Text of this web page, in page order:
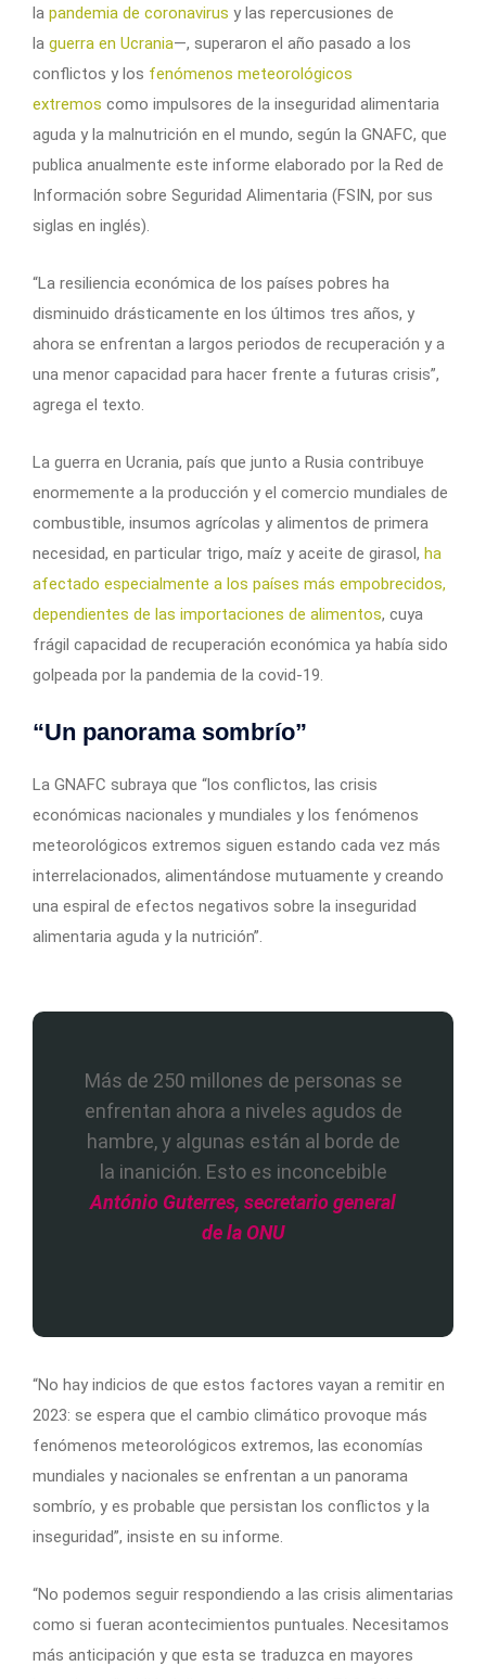
la pandemia de coronavirus y las repercusiones de
la guerra en Ucrania—, superaron el año pasado a los
conflictos y los fenómenos meteorológicos
extremos como impulsores de la inseguridad alimentaria
aguda y la malnutrición en el mundo, según la GNAFC, que
publica anualmente este informe elaborado por la Red de
Información sobre Seguridad Alimentaria (FSIN, por sus
siglas en inglés).
“La resiliencia económica de los países pobres ha
disminuido drásticamente en los últimos tres años, y
ahora se enfrentan a largos periodos de recuperación y a
una menor capacidad para hacer frente a futuras crisis”,
agrega el texto.
La guerra en Ucrania, país que junto a Rusia contribuye
enormemente a la producción y el comercio mundiales de
combustible, insumos agrícolas y alimentos de primera
necesidad, en particular trigo, maíz y aceite de girasol, ha
afectado especialmente a los países más empobrecidos,
dependientes de las importaciones de alimentos, cuya
frágil capacidad de recuperación económica ya había sido
golpeada por la pandemia de la covid-19.
“Un panorama sombrío”
La GNAFC subraya que “los conflictos, las crisis
económicas nacionales y mundiales y los fenómenos
meteorológicos extremos siguen estando cada vez más
interrelacionados, alimentándose mutuamente y creando
una espiral de efectos negativos sobre la inseguridad
alimentaria aguda y la nutrición”.
Más de 250 millones de personas se
enfrentan ahora a niveles agudos de
hambre, y algunas están al borde de
la inanición. Esto es inconcebible
António Guterres, secretario general
de la ONU
“No hay indicios de que estos factores vayan a remitir en
2023: se espera que el cambio climático provoque más
fenómenos meteorológicos extremos, las economías
mundiales y nacionales se enfrentan a un panorama
sombrío, y es probable que persistan los conflictos y la
inseguridad”, insiste en su informe.
“No podemos seguir respondiendo a las crisis alimentarias
como si fueran acontecimientos puntuales. Necesitamos
más anticipación y que esta se traduzca en mayores